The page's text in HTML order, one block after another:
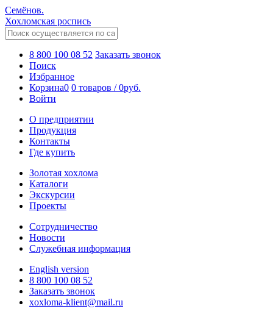
Семёнов.
Хохломская роспись
8 800 100 08 52 Заказать звонок
Поиск
Избранное
Корзина0 0 товаров /0руб.
Войти
О предприятии
Продукция
Контакты
Где купить
Золотая хохлома
Каталоги
Экскурсии
Проекты
Сотрудничество
Новости
Служебная информация
English version
8 800 100 08 52
Заказать звонок
xoxloma-klient@mail.ru